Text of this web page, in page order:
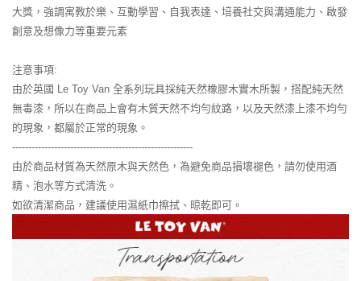
大獎，強調寓教於樂、互動學習、自我表達、培養社交與溝通能力、啟發
創意及想像力等重要元素
注意事項:
由於英國 Le Toy Van 全系列玩具採純天然橡膠木實木所製，搭配純天然
無毒漆，所以在商品上會有木質天然不均勻紋路，以及天然漆上漆不均勻
的現象，都屬於正常的現象。
--------------------------------------------------------
由於商品材質為天然原木與天然色，為避免商品損壞褪色，請勿使用酒
精、泡水等方式清洗。
如欲清潔商品，建議使用濕紙巾擦拭、晾乾即可。